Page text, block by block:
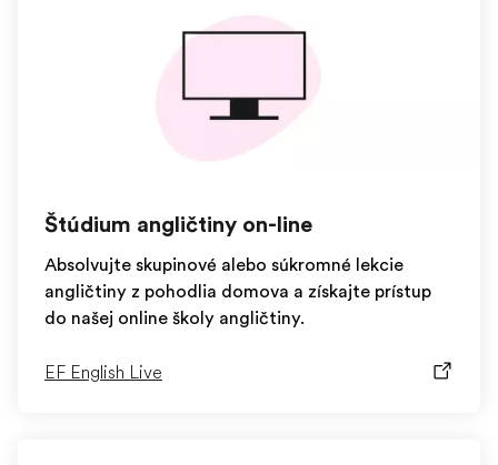
Štúdium angličtiny on-line
Absolvujte skupinové alebo súkromné lekcie
angličtiny z pohodlia domova a získajte prístup
do našej online školy angličtiny.
EF English Live